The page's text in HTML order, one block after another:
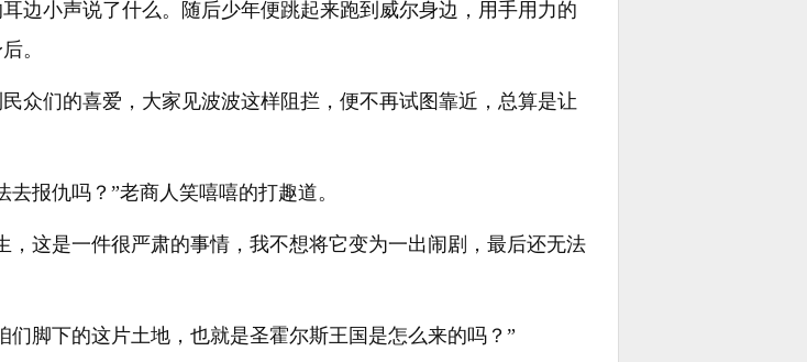
边小声说了什么。随后少年便跳起来跑到威尔身边，用手用力的
。
众们的喜爱，大家见波波这样阻拦，便不再试图靠近，总算是让
报仇吗？”老商人笑嘻嘻的打趣道。
，这是一件很严肃的事情，我不想将它变为一出闹剧，最后还无法
脚下的这片土地，也就是圣霍尔斯王国是怎么来的吗？”